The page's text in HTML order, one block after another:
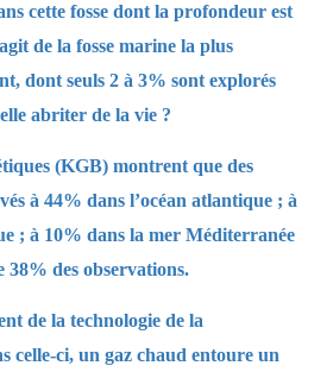
cette fosse dont la profondeur est
de la fosse marine la plus
dont seuls 2 à 3% sont explorés
abriter de la vie ?
(KGB) montrent que des
à 44% dans l’océan atlantique ; à
; à 10% dans la mer Méditerranée
38% des observations.
de la technologie de la
celle-ci, un gaz chaud entoure un